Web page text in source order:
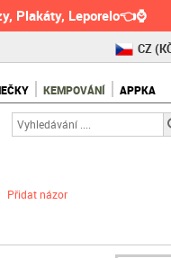
Plakáty, Leporelo👈⌚
CZ
RO(RON)
KEMPOVÁNÍ APPKA
Přidat názor